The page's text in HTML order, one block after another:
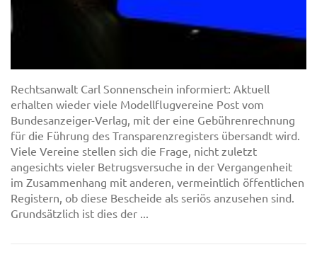
Rechtsanwalt Carl Sonnenschein informiert: Aktuell
erhalten wieder viele Modellflugvereine Post vom
Bundesanzeiger-Verlag, mit der eine Gebührenrechnung
für die Führung des Transparenzregisters übersandt wird.
Viele Vereine stellen sich die Frage, nicht zuletzt
angesichts vieler Betrugsversuche in der Vergangenheit
im Zusammenhang mit anderen, vermeintlich öffentlichen
Registern, ob diese Bescheide als seriös anzusehen sind.
Grundsätzlich ist dies der ...